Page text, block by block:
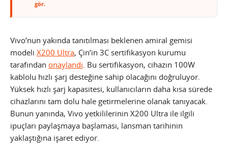
gör.
Vivo’nun yakında tanıtılması beklenen amiral gemisi
modeli X200 Ultra, Çin’in 3C sertifikasyon kurumu
tarafından onaylandı. Bu sertifikasyon, cihazın 100W
kablolu hızlı şarj desteğine sahip olacağını doğruluyor.
Yüksek hızlı şarj kapasitesi, kullanıcıların daha kısa sürede
cihazlarını tam dolu hale getirmelerine olanak tanıyacak.
Bunun yanında, Vivo yetkililerinin X200 Ultra ile ilgili
ipuçları paylaşmaya başlaması, lansman tarihinin
yaklaştığına işaret ediyor.